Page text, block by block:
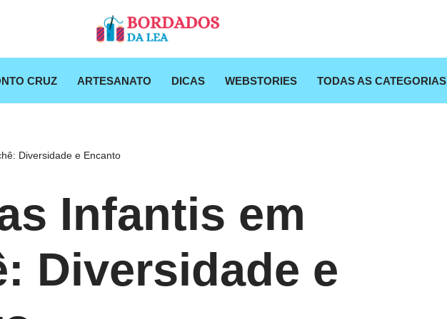
CRUZ ARTESANATO DICAS WEBSTORIES TODAS AS CATEGORIAS
Diversidade e Encanto
Infantis em
Diversidade e